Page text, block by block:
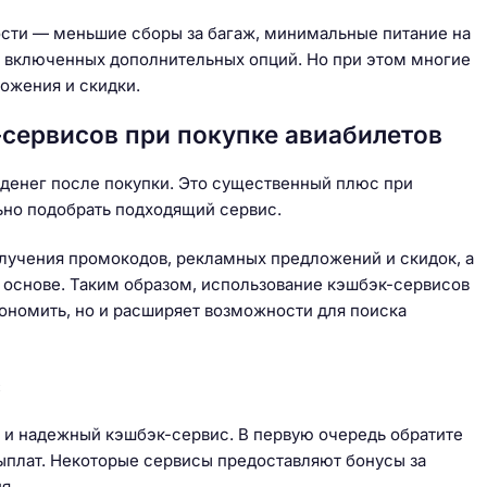
— меньшие сборы за багаж, минимальные питание на
включенных дополнительных опций. Но при этом многие
и скидки.
при покупке авиабилетов
после покупки. Это существенный плюс при
подобрать подходящий сервис.
промокодов, рекламных предложений и скидок, а
Таким образом, использование кэшбэк-сервисов
но и расширяет возможности для поиска
надежный кэшбэк-сервис. В первую очередь обратите
Некоторые сервисы предоставляют бонусы за